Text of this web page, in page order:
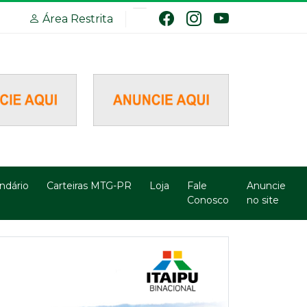
Área Restrita
Carteiras MTG-PR Loja
Fale
Conosco
Anuncie
no site